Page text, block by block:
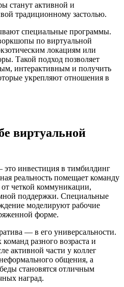
станут активной и
традиционному застолью.
специальные программы.
по виртуальной
локациям или
Такой подход позволяет
интерактивным и получить
укрепляют отношения в
виртуальной
инвестиция в тимбилдинг
реальность помещает команду
от четкой коммуникации,
поддержки. Специальные
моделируют рабочие
форме.
— в его универсальности.
разного возраста и
активной части у коллег
общения, а
становятся отличным
наград.